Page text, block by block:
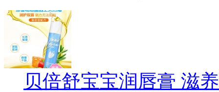
贝倍舒宝宝润唇膏 滋